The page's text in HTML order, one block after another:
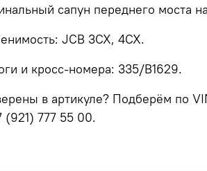
сапун переднего моста
JCB 3CX, 4CX.
и кросс-номера: 335/B1629.
в артикуле? Подберём по
777 55 00.